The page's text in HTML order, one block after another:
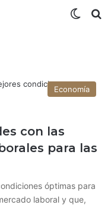
Economía
con las
para las
óptimas para
laboral y que,